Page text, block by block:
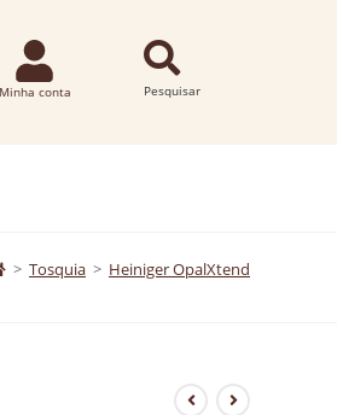
> Tosquia > Heiniger OpalXtend